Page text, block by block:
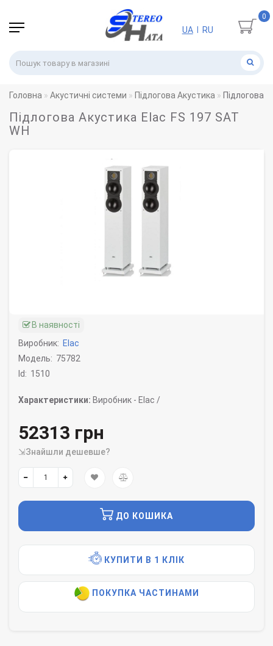
0
UA RU
Головна Акустичні системи Підлогова Акустика Підлогова
Підлогова Акустика Elac FS 197 SAT
WH
В наявності
Виробник: Elac
Модель: 75782
Id: 1510
Характеристики: Виробник - Elac /
52313 грн
⇲Знайшли дешевше?
ДО КОШИКА
КУПИТИ В 1 КЛІК
ПОКУПКА ЧАСТИНАМИ